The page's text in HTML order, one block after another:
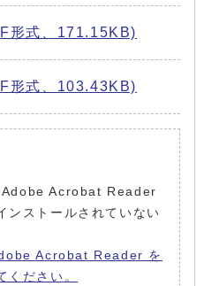
形式、171.15KB)
形式、103.43KB)
Adobe Acrobat Reader
ンストールされていない
Acrobat Reader を
ください。